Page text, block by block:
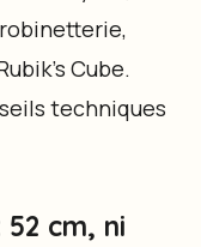
Cube.
techniques
cm, ni